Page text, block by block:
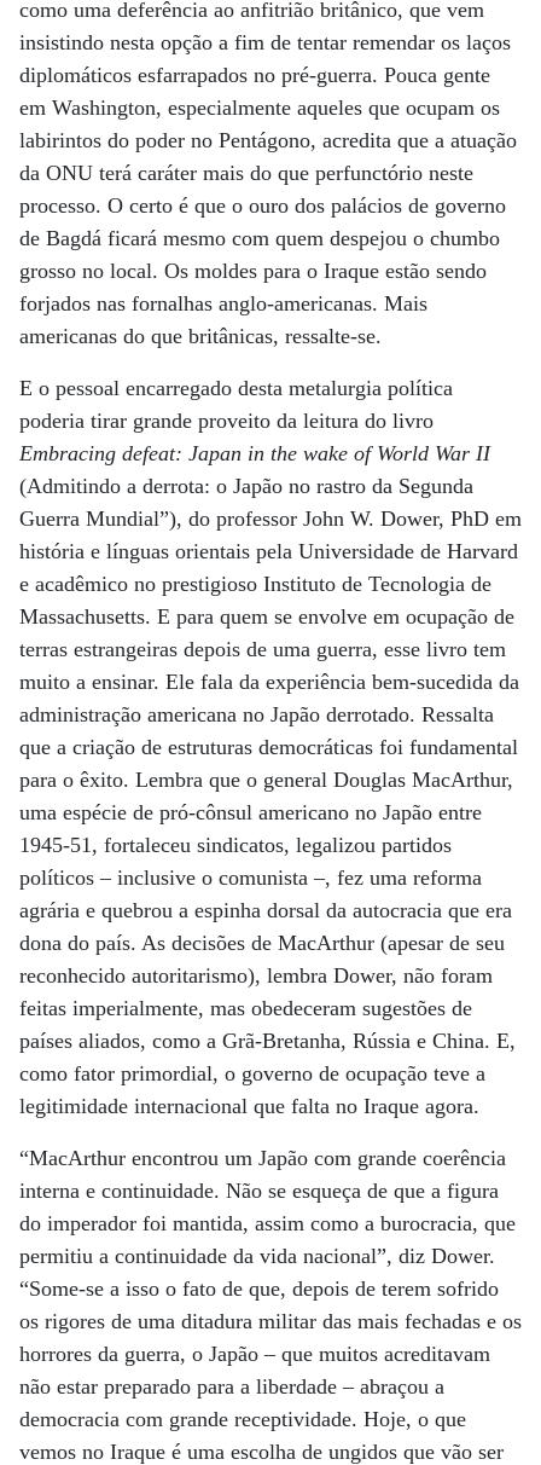
como uma deferência ao anfitrião britânico, que vem
insistindo nesta opção a fim de tentar remendar os laços
diplomáticos esfarrapados no pré-guerra. Pouca gente
em Washington, especialmente aqueles que ocupam os
labirintos do poder no Pentágono, acredita que a atuação
da ONU terá caráter mais do que perfunctório neste
processo. O certo é que o ouro dos palácios de governo
de Bagdá ficará mesmo com quem despejou o chumbo
grosso no local. Os moldes para o Iraque estão sendo
forjados nas fornalhas anglo-americanas. Mais
americanas do que britânicas, ressalte-se.
E o pessoal encarregado desta metalurgia política
poderia tirar grande proveito da leitura do livro
Embracing defeat: Japan in the wake of World War II
(Admitindo a derrota: o Japão no rastro da Segunda
Guerra Mundial”), do professor John W. Dower, PhD em
história e línguas orientais pela Universidade de Harvard
e acadêmico no prestigioso Instituto de Tecnologia de
Massachusetts. E para quem se envolve em ocupação de
terras estrangeiras depois de uma guerra, esse livro tem
muito a ensinar. Ele fala da experiência bem-sucedida da
administração americana no Japão derrotado. Ressalta
que a criação de estruturas democráticas foi fundamental
para o êxito. Lembra que o general Douglas MacArthur,
uma espécie de pró-cônsul americano no Japão entre
1945-51, fortaleceu sindicatos, legalizou partidos
políticos – inclusive o comunista –, fez uma reforma
agrária e quebrou a espinha dorsal da autocracia que era
dona do país. As decisões de MacArthur (apesar de seu
reconhecido autoritarismo), lembra Dower, não foram
feitas imperialmente, mas obedeceram sugestões de
países aliados, como a Grã-Bretanha, Rússia e China. E,
como fator primordial, o governo de ocupação teve a
legitimidade internacional que falta no Iraque agora.
“MacArthur encontrou um Japão com grande coerência
interna e continuidade. Não se esqueça de que a figura
do imperador foi mantida, assim como a burocracia, que
permitiu a continuidade da vida nacional”, diz Dower.
“Some-se a isso o fato de que, depois de terem sofrido
os rigores de uma ditadura militar das mais fechadas e os
horrores da guerra, o Japão – que muitos acreditavam
não estar preparado para a liberdade – abraçou a
democracia com grande receptividade. Hoje, o que
vemos no Iraque é uma escolha de ungidos que vão ser